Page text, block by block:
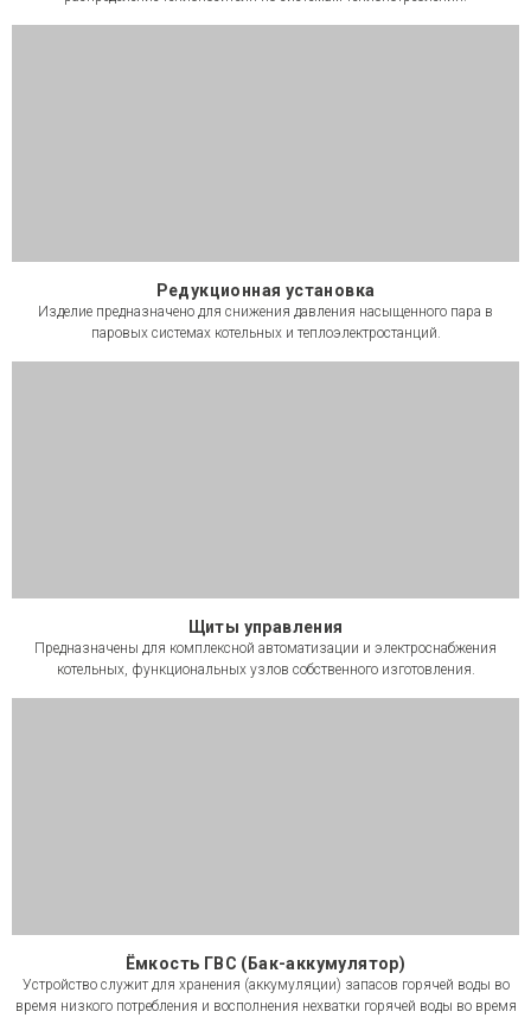
Редукционная установка
Изделие предназначено для снижения давления насыщенного пара в
паровых системах котельных и теплоэлектростанций.
Щиты управления
Предназначены для комплексной автоматизации и электроснабжения
котельных, функциональных узлов собственного изготовления.
Ёмкость ГВС (Бак-аккумулятор)
Устройство служит для хранения (аккумуляции) запасов горячей воды во
время низкого потребления и восполнения нехватки горячей воды во время